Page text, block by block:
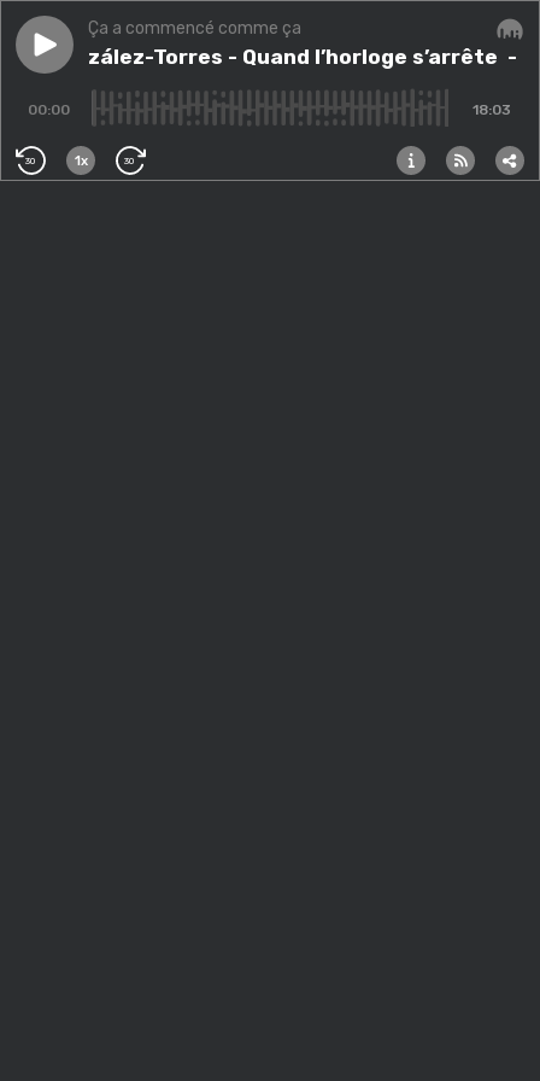
Play episodeFelix González-Torres - Quand l’horloge s’arrête
Ça a commencé comme ça
González-Torres - Quand l’horloge s’arrête -
00:00 18:03
30 1x 30